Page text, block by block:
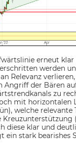
erneut klar
werden
Relevanz
Angriff der Bären
zu
mit horizontalen
welche relevante
Kreuzunterstützung
diese klar und
ein stark bearishes